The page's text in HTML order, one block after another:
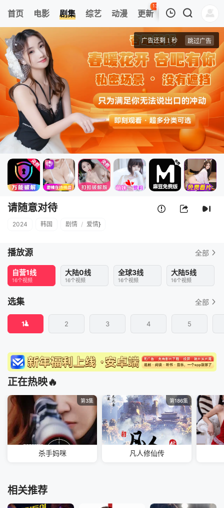
首页 电影 剧集 综艺 动漫 更新
135
热榜 APP
1
请随意对待
清空
请随意对待
2024 韩国 剧情 / 爱情}
播放源 全部
自营1线
16个视频
大陆0线
16个视频
全球3线
16个视频
大陆5线
16个视频
选集 全部
1 2 3 4 5
正在热映🔥
第3集
杀手妈咪
第186集
凡人修仙传
相关推荐